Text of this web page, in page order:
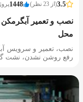
3.5(از 23 نظر) 1448
نصب و تعمیر آبگرمکن
محل
نصب، تعمیر و سرویس
رفع روشن نشدن، نشت